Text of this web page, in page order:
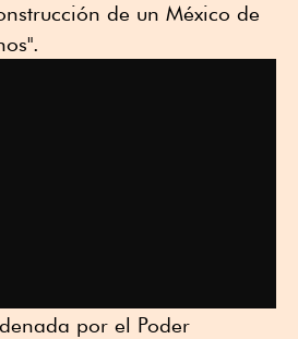
de un México de
por el Poder